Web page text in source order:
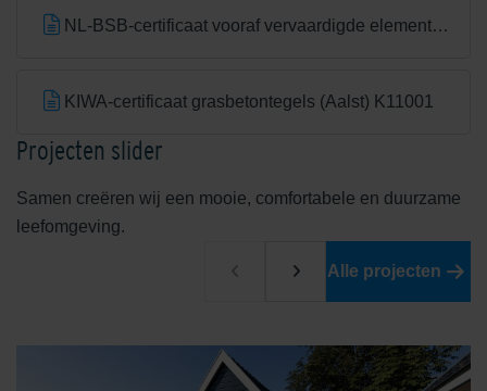
NL-BSB-certificaat vooraf vervaardigde elementen van beton (Aalst) K20305
KIWA-certificaat grasbetontegels (Aalst) K11001
Projecten slider
Samen creëren wij een mooie, comfortabele en duurzame
leefomgeving.
Alle projecten